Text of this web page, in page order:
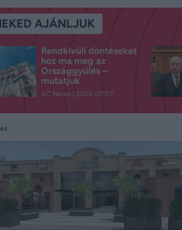
AJÁNLJUK
Rendkívüli döntéseket
hoz ma meg az
Országgyűlés –
mutatjuk
AC News 2026.07.07.